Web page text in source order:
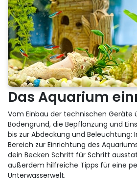
Das Aquarium
Vom Einbau der technischen Geräte
Bodengrund, die Bepflanzung und
bis zur Abdeckung und Beleuchtung:
Bereich zur Einrichtung des
dein Becken Schritt für Schritt
außerdem hilfreiche Tipps für eine
Unterwasserwelt.